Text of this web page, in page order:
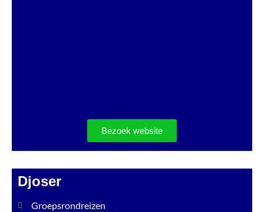
Bezoek website
Djoser
Groepsrondreizen